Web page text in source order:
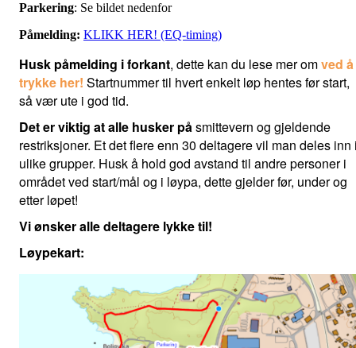
Parkering: Se bildet nedenfor
Påmelding: KLIKK HER! (EQ-timing)
Husk påmelding i forkant, dette kan du lese mer omved å
trykke her! Startnummer til hvert enkelt løp hentes før start,
så vær ute i god tid.
Det er viktig at alle husker påsmittevern og gjeldende
restriksjoner. Et det flere enn 30 deltagere vil man deles inn
ulike grupper. Husk å hold god avstand til andre personer i
området ved start/mål og i løypa, dette gjelder før, under og
etter løpet!
Vi ønsker alle deltagere lykke til!
Løypekart: